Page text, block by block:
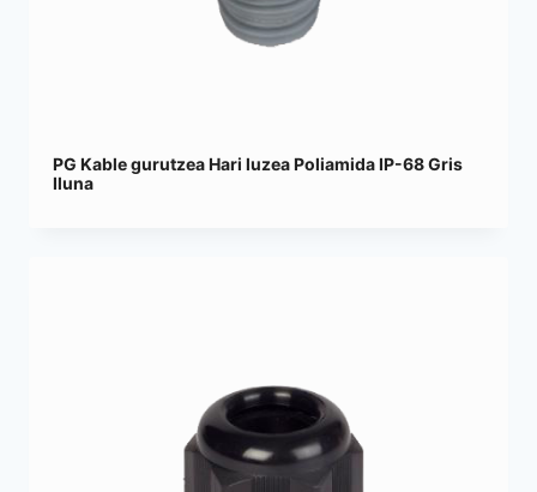
PG Kable gurutzea Hari luzea Poliamida IP-68 Gris
Iluna